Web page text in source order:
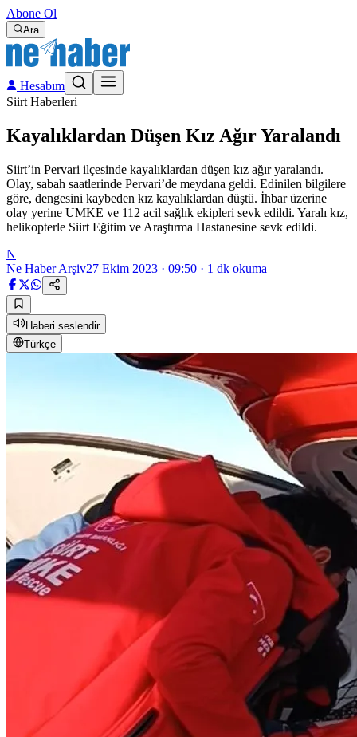
Abone Ol
Ara
Hesabım
Siirt Haberleri
Kayalıklardan Düşen Kız Ağır Yaralandı
Siirt’in Pervari ilçesinde kayalıklardan düşen kız ağır yaralandı.
Olay, sabah saatlerinde Pervari’de meydana geldi. Edinilen bilgilere
göre, dengesini kaybeden kız kayalıklardan düştü. İhbar üzerine
olay yerine UMKE ve 112 acil sağlık ekipleri sevk edildi. Yaralı kız,
helikopterle Siirt Eğitim ve Araştırma Hastanesine sevk edildi.
N
Ne Haber Arşiv27 Ekim 2023 · 09:50 · 1 dk okuma
Haberi seslendir
Türkçe